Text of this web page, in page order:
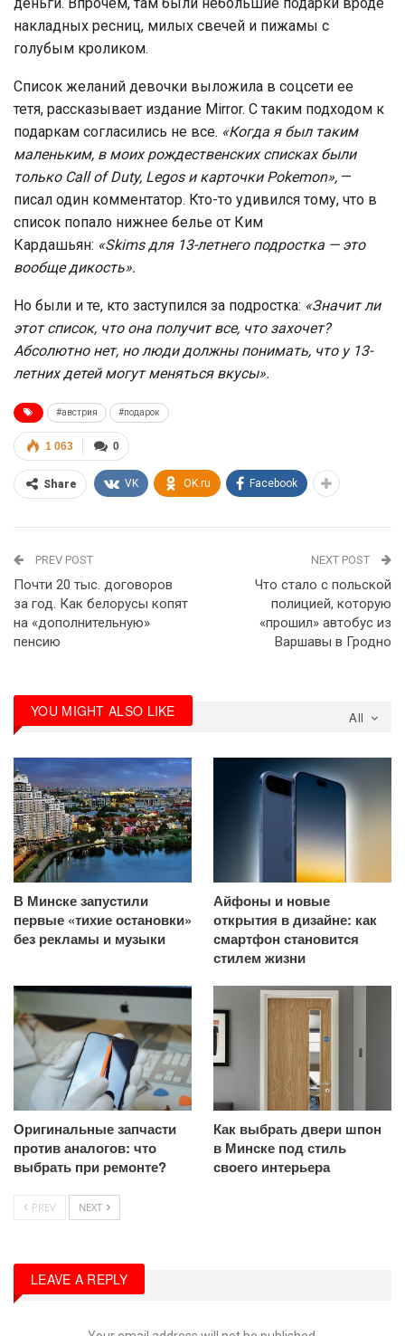
накладных ресниц, милых свечей и пижамы с
голубым кроликом.
Список желаний девочки выложила в соцсети ее
тетя, рассказывает издание Mirror. С таким подходом к
подаркам согласились не все. «Когда я был таким
маленьким, в моих рождественских списках были
только Call of Duty, Legos и карточки Pokemon», —
писал один комментатор. Кто-то удивился тому, что в
список попало нижнее белье от Ким
Кардашьян: «Skims для 13-летнего подростка — это
вообще дикость».
Но были и те, кто заступился за подростка: «Значит ли
этот список, что она получит все, что захочет?
Абсолютно нет, но люди должны понимать, что у 13-
летних детей могут меняться вкусы».
#австрия #подарок
0
1 063
Share VK OK.ru Facebook
PREV POST
Почти 20 тыс. договоров
за год. Как белорусы копят
на «дополнительную»
пенсию
NEXT POST
Что стало с польской
полицией, которую
«прошил» автобус из
Варшавы в Гродно
All
YOU MIGHT ALSO LIKE
В Минске запустили
первые «тихие остановки»
без рекламы и музыки
Айфоны и новые
открытия в дизайне: как
смартфон становится
стилем жизни
Оригинальные запчасти
против аналогов: что
выбрать при ремонте?
Как выбрать двери шпон
в Минске под стиль
своего интерьера
PREV NEXT
LEAVE A REPLY